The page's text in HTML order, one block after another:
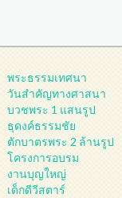
พระธรรมเทศนา
วันสำคัญทางศาสนา
บวชพระ 1 แสนรูป
ธุดงค์ธรรมชัย
ตักบาตรพระ 2 ล้านรูป
โครงการอบรม
งานบุญใหญ่
เด็กดีวีสตาร์